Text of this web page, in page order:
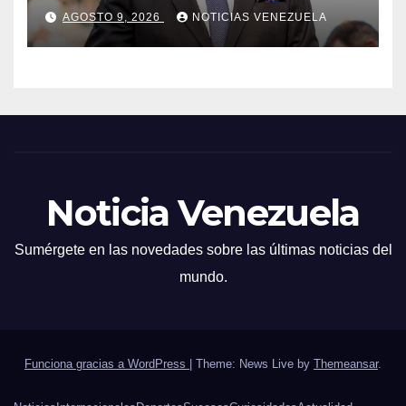
número
AGOSTO 9, 2026 NOTICIAS VENEZUELA
Noticia Venezuela
Sumérgete en las novedades sobre las últimas noticias del
mundo.
Funciona gracias a WordPress Theme: News Live by Themeansar.